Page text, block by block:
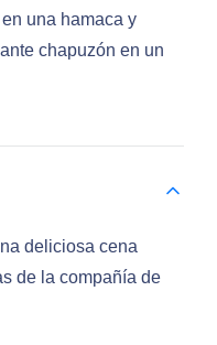
una hamaca y
chapuzón en un
deliciosa cena
de la compañía de